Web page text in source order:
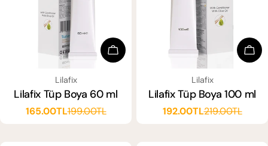
Seçenekleri Seçin
SATICI:
Lilafix
Lilafix Tüp Boya 60 ml
Satış
165.00TLNormal
199.00TL
SATICI:
Lilafix
Lilafix Tüp Boya 100 ml
Satış
192.00TLNormal
219.00TL